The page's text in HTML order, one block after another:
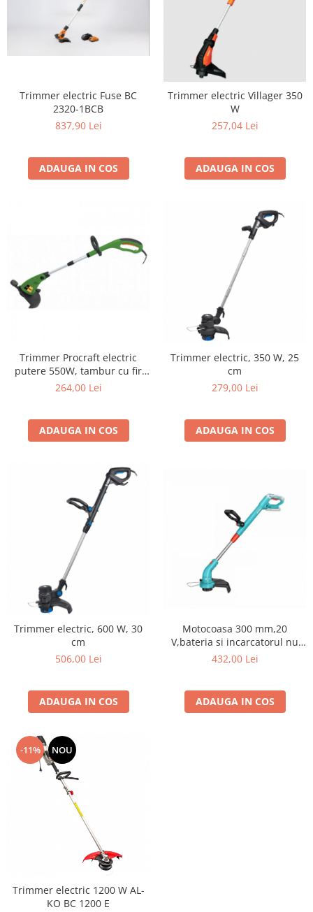
Fierastrau electric
Fierastrau pendular vertical
Ferastraie stationare
Telemetru
Nivela laser
Generatoare curent electric
Rindele electrice
Aparate de sudură tevi PVC
Polizor de banc
Masini de gaurit
Masini de debitat metal
Cutit termic electric
Trimmer electric Fuse BC
2320-1BCB
837,90 Lei
ADAUGA IN COS
Trimmer electric Villager 350
W
257,04 Lei
ADAUGA IN COS
Trimmer Procraft electric
putere 550W, tambur cu fir
nailon 2mm
264,00 Lei
ADAUGA IN COS
Trimmer electric, 350 W, 25
cm
279,00 Lei
ADAUGA IN COS
Trimmer electric, 600 W, 30
cm
506,00 Lei
ADAUGA IN COS
Motocoasa 300 mm,20
V,bateria si incarcatorul nu
sunt incluse
432,00 Lei
ADAUGA IN COS
-11% NOU
Trimmer electric 1200 W AL-
KO BC 1200 E